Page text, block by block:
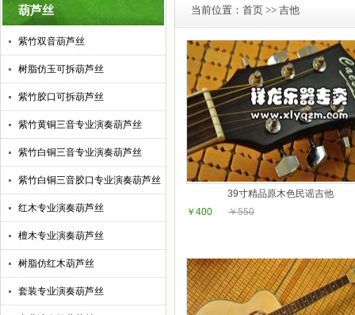
葫芦丝
紫竹双音葫芦丝
树脂仿玉可拆葫芦丝
紫竹胶口可拆葫芦丝
紫竹黄铜三音专业演奏葫芦丝
紫竹白铜三音专业演奏葫芦丝
紫竹白铜三音胶口专业演奏葫芦丝
红木专业演奏葫芦丝
檀木专业演奏葫芦丝
树脂仿红木葫芦丝
套装专业演奏葫芦丝
当前位置： 首页 >> 吉他
39寸精品原木色民谣吉他
￥400
￥550